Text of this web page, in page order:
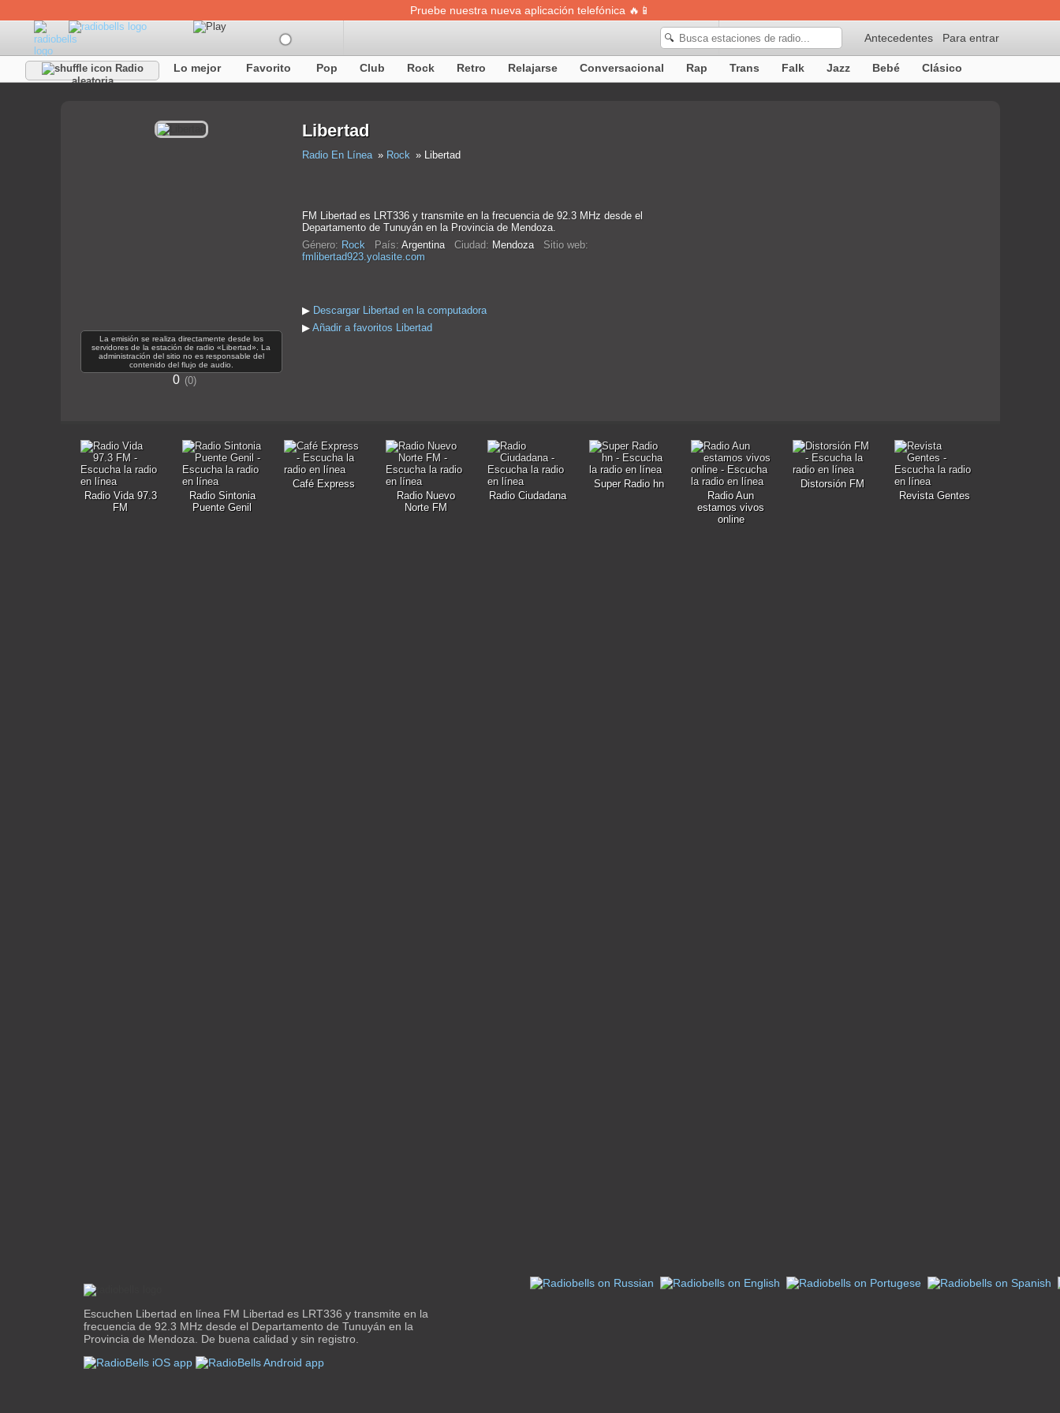
Pruebe nuestra nueva aplicación telefónica 🔥📱
Para entrar
Antecedentes
🔍
Radio
aleatoria
Lo mejor Favorito Pop Club Rock Retro Relajarse Conversacional Rap Trans Falk Jazz Bebé Clásico
La emisión se realiza directamente desde los
servidores de la estación de radio «Libertad». La
administración del sitio no es responsable del
contenido del flujo de audio.
0 0
Libertad
Radio En Línea Rock Libertad
FM Libertad es LRT336 y transmite en la frecuencia de 92.3 MHz desde el
Departamento de Tunuyán en la Provincia de Mendoza.
Género: Rock País: Argentina Ciudad: Mendoza Sitio web:
fmlibertad923.yolasite.com
▶ Descargar Libertad en la computadora
▶ Añadir a favoritos Libertad
Radio Vida 97.3
FM
Radio Sintonia
Puente Genil
Café Express
Radio Nuevo
Norte FM
Radio Ciudadana
Super Radio hn
Radio Aun
estamos vivos
online
Distorsión FM
Revista Gentes
Escuchen Libertad en línea FM Libertad es LRT336 y transmite en la
frecuencia de 92.3 MHz desde el Departamento de Tunuyán en la
Provincia de Mendoza. De buena calidad y sin registro.